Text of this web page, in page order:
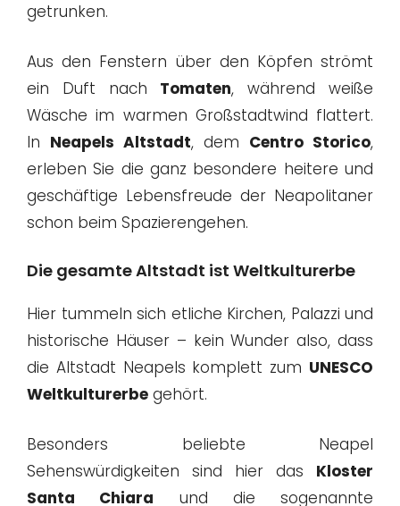
getrunken.
Aus den Fenstern über den Köpfen strömt
ein Duft nach Tomaten, während weiße
Wäsche im warmen Großstadtwind flattert.
In Neapels Altstadt, dem Centro Storico,
erleben Sie die ganz besondere heitere und
geschäftige Lebensfreude der Neapolitaner
schon beim Spazierengehen.
Die gesamte Altstadt ist Weltkulturerbe
Hier tummeln sich etliche Kirchen, Palazzi und
historische Häuser – kein Wunder also, dass
die Altstadt Neapels komplett zum UNESCO
Weltkulturerbe gehört.
Besonders beliebte Neapel
Sehenswürdigkeiten sind hier das Kloster
Santa Chiara und die sogenannte